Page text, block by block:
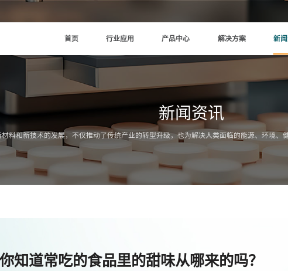
首页 行业应用 产品中心 解决方案 新
新闻资讯
材料和新技术的发展，不仅推动了传统产业的转型升级，也为解决人类面临的能源、环境、
知道常吃的食品里的甜味从哪来的吗？